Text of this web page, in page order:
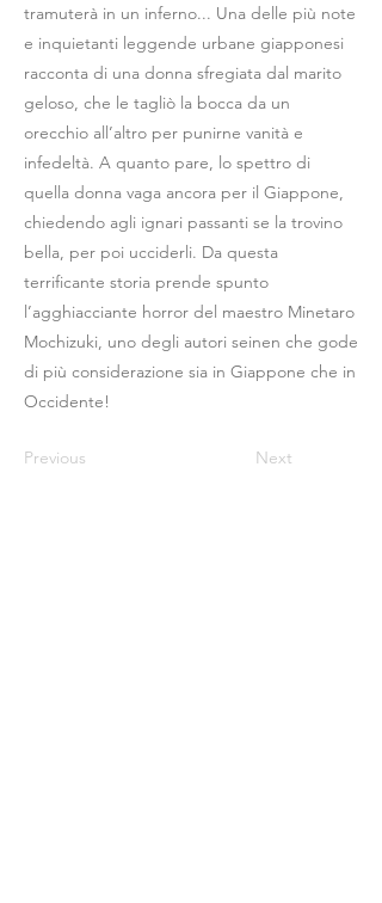
tramuterà in un inferno... Una delle più note
e inquietanti leggende urbane giapponesi
racconta di una donna sfregiata dal marito
geloso, che le tagliò la bocca da un
orecchio all’altro per punirne vanità e
infedeltà. A quanto pare, lo spettro di
quella donna vaga ancora per il Giappone,
chiedendo agli ignari passanti se la trovino
bella, per poi ucciderli. Da questa
terrificante storia prende spunto
l’agghiacciante horror del maestro Minetaro
Mochizuki, uno degli autori seinen che gode
di più considerazione sia in Giappone che in
Occidente!
Previous Next